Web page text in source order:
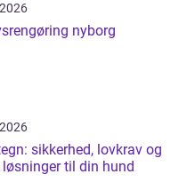
nyborg
sikkerhed, lovkrav og
til din hund